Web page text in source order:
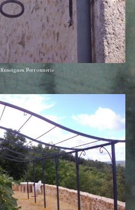
Enseignes Ferronnerie